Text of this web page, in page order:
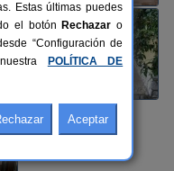
Estas últimas puedes
el botón Rechazar o
“Configuración de
POLÍTICA DE